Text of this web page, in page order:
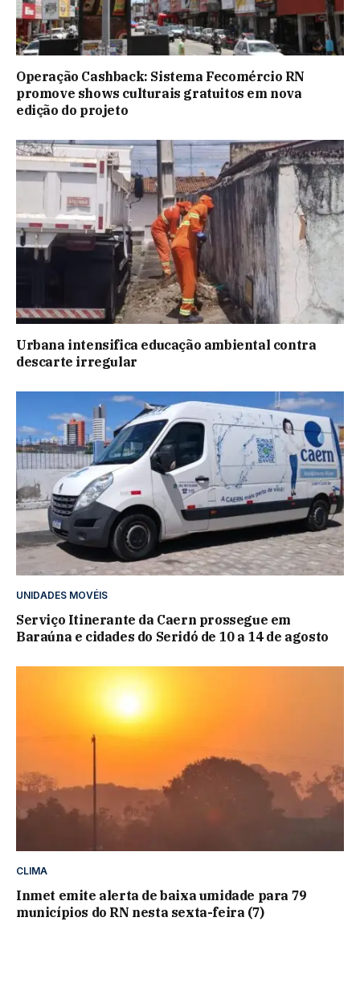
Operação Cashback: Sistema Fecomércio RN
promove shows culturais gratuitos em nova
edição do projeto
Urbana intensifica educação ambiental contra
descarte irregular
UNIDADES MOVÉIS
Serviço Itinerante da Caern prossegue em
Baraúna e cidades do Seridó de 10 a 14 de agosto
CLIMA
Inmet emite alerta de baixa umidade para 79
municípios do RN nesta sexta-feira (7)